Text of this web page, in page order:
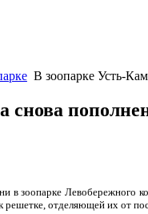
В зоопарке Усть-
снова
в зоопарке Левобережного
отделяющей их от